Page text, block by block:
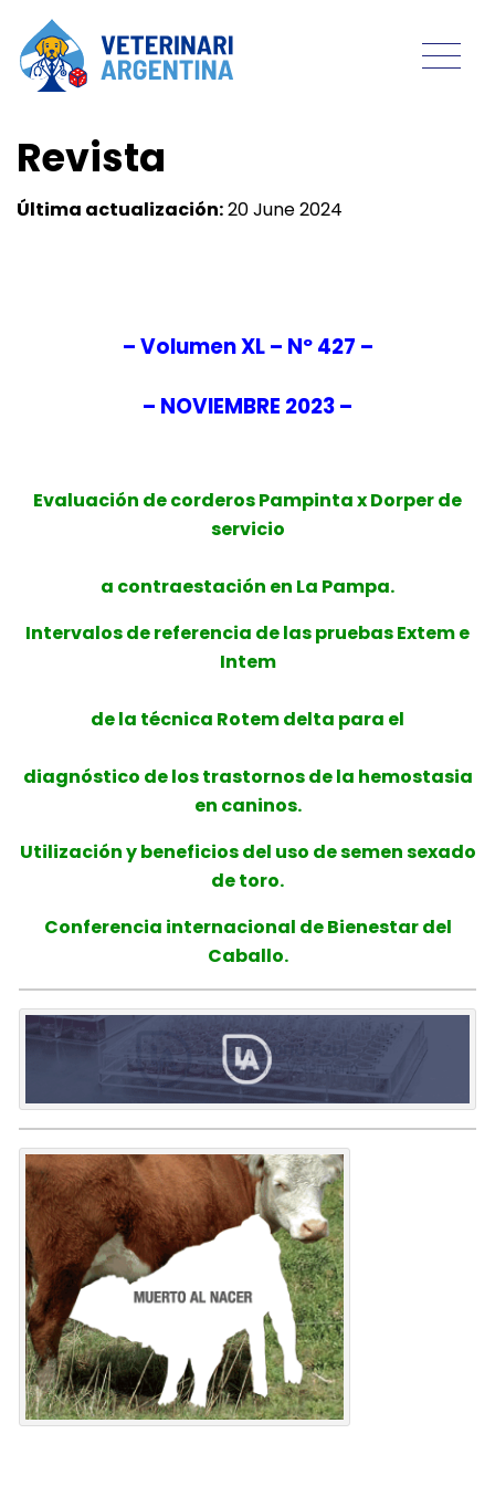
Revista
Última actualización:20 June 2024
– Volumen XL – Nº 427 –
– NOVIEMBRE 2023 –
Evaluación de corderos Pampinta x Dorper de
servicio
a contraestación en La Pampa.
Intervalos de referencia de las pruebas Extem e
Intem
de la técnica Rotem delta para el
diagnóstico de los trastornos de la hemostasia
en caninos.
Utilización y beneficios del uso de semen sexado
de toro.
Conferencia internacional de Bienestar del
Caballo.